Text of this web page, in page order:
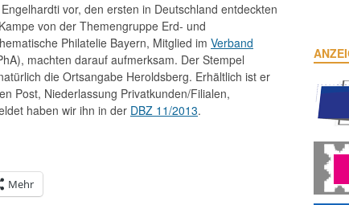
vor, den ersten in Deutschland entdeckten
von der Themengruppe Erd- und
Philatelie Bayern, Mitglied im Verband
machten darauf aufmerksam. Der Stempel
die Ortsangabe Heroldsberg. Erhältlich ist er
Post, Niederlassung Privatkunden/Filialen,
haben wir ihn in der DBZ 11/2013.
Mehr